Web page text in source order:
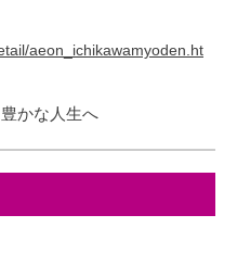
aeon_ichikawamyoden.ht
かな人生へ